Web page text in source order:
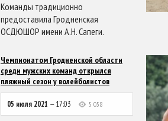
Команды традиционно
предоставила Гродненская
ОСДЮШОР имени А.Н. Сапеги.
Чемпионатом Гродненской области
среди мужских команд открылся
пляжный сезон у волейболистов
05 июля 2021 — 17:03 5 058